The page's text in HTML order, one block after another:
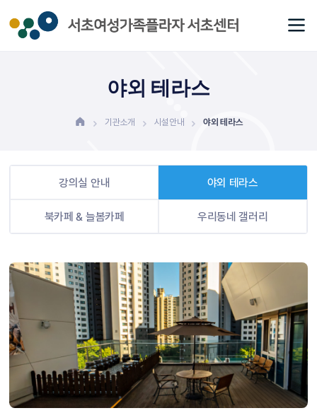
야외 테라스
기관소개 시설안내 야외 테라스
강의실 안내 야외 테라스
북카페 & 늘봄카페 우리동네 갤러리